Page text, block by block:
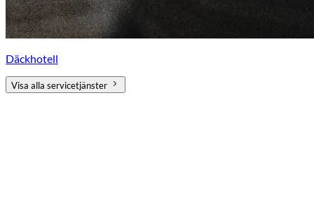
Däckhotell
Visa alla servicetjänster